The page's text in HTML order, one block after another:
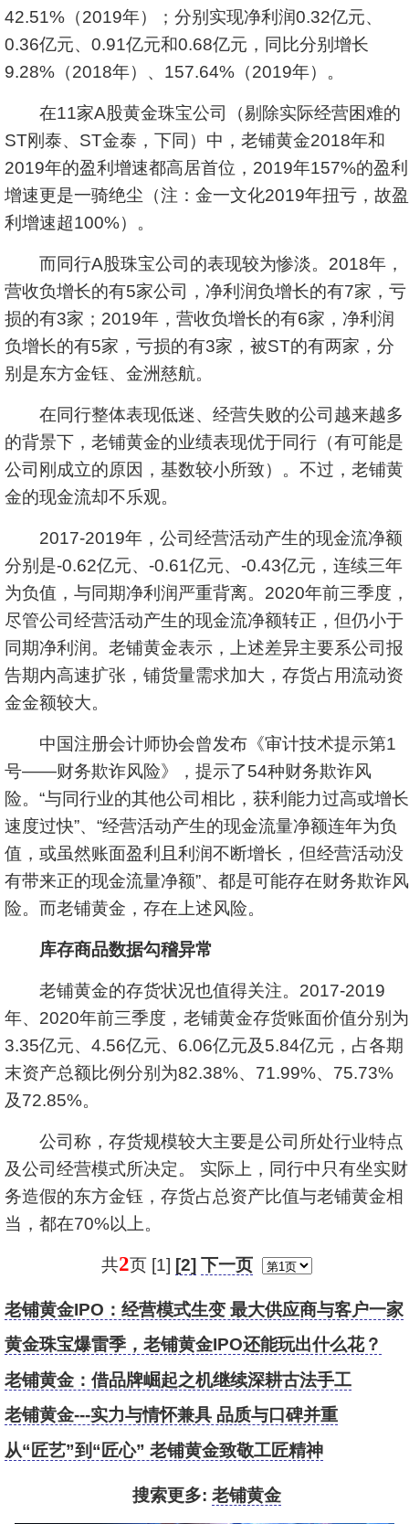
42.51%（2019年）；分别实现净利润0.32亿元、
0.36亿元、0.91亿元和0.68亿元，同比分别增长
9.28%（2018年）、157.64%（2019年）。
在11家A股黄金珠宝公司（剔除实际经营困难的
ST刚泰、 ST金泰 ，下同）中，老铺黄金2018年和
2019年的盈利增速都高居首位，2019年157%的盈利
增速更是一骑绝尘（注： 金一文化2019年扭亏，故盈
利增速超100%）。
而同行A股珠宝公司的表现较为惨淡。2018年，
营收负增长的有5家公司，净利润负增长的有7家，亏
损的有3家；2019年，营收负增长的有6家，净利润
负增长的有5家，亏损的有3家，被ST的有两家，分
别是东方金钰、金洲慈航。
在同行整体表现低迷、经营失败的公司越来越多
的背景下，老铺黄金的业绩表现优于同行（有可能是
公司刚成立的原因，基数较小所致）。不过，老铺黄
金的现金流却不乐观。
2017-2019年，公司经营活动产生的现金流净额
分别是-0.62亿元、-0.61亿元、-0.43亿元，连续三年
为负值，与同期净利润严重背离。2020年前三季度，
尽管公司经营活动产生的现金流净额转正，但仍小于
同期净利润。老铺黄金表示，上述差异主要系公司报
告期内高速扩张，铺货量需求加大，存货占用流动资
金金额较大。
中国注册会计师协会曾发布《审计技术提示第1
号——财务欺诈风险》，提示了54种财务欺诈风
险。“与同行业的其他公司相比，获利能力过高或增长
速度过快”、“经营活动产生的现金流量净额连年为负
值，或虽然账面盈利且利润不断增长，但经营活动没
有带来正的现金流量净额”、都是可能存在财务欺诈风
险。而老铺黄金，存在上述风险。
库存商品数据勾稽异常
老铺黄金的存货状况也值得关注。2017-2019
年、2020年前三季度，老铺黄金存货账面价值分别为
3.35亿元、4.56亿元、6.06亿元及5.84亿元，占各期
末资产总额比例分别为82.38%、71.99%、75.73%
及72.85%。
公司称，存货规模较大主要是公司所处行业特点
及公司经营模式所决定。 实际上，同行中只有坐实财
务造假的东方金钰，存货占总资产比值与老铺黄金相
当，都在70%以上。
共2页 [1] [2] 下一页
老铺黄金IPO：经营模式生变 最大供应商与客户一家
亲
黄金珠宝爆雷季，老铺黄金IPO还能玩出什么花？
老铺黄金：借品牌崛起之机继续深耕古法手工
老铺黄金---实力与情怀兼具 品质与口碑并重
从“匠艺”到“匠心” 老铺黄金致敬工匠精神
搜索更多: 老铺黄金